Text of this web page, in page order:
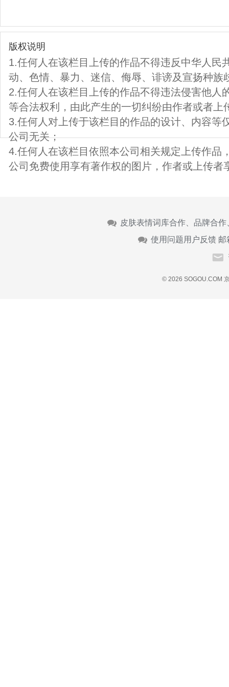
版权说明
1.任何人在该栏目上传的作品不得违反中华人民
动、色情、暴力、迷信、侮辱、诽谤及宣扬种族
2.任何人在该栏目上传的作品不得违法侵害他人
等合法权利，由此产生的一切纠纷由作者或者上
3.任何人对上传于该栏目的作品的设计、内容等
公司无关；
4.任何人在该栏目依照本公司相关规定上传作品
公司免费使用享有著作权的图片，作者或上传者
皮肤表情词库合作、品牌合
使用问题用户反馈 邮
© 2026 SOGOU.COM